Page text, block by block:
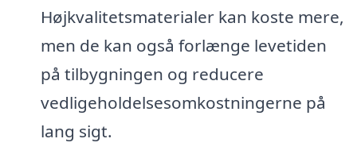
Højkvalitetsmaterialer kan koste mere,
men de kan også forlænge levetiden
på tilbygningen og reducere
vedligeholdelsesomkostningerne på
lang sigt.